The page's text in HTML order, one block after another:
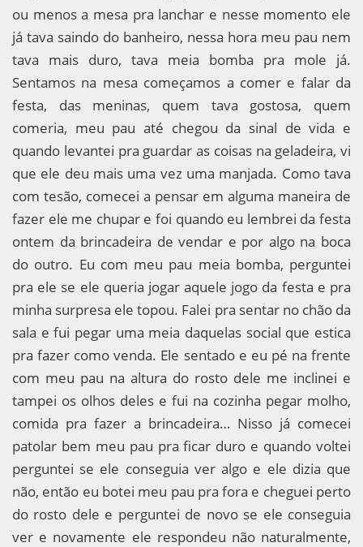
ou menos a mesa pra lanchar e nesse momento ele
já tava saindo do banheiro, nessa hora meu pau nem
tava mais duro, tava meia bomba pra mole já.
Sentamos na mesa começamos a comer e falar da
festa, das meninas, quem tava gostosa, quem
comeria, meu pau até chegou da sinal de vida e
quando levantei pra guardar as coisas na geladeira, vi
que ele deu mais uma vez uma manjada. Como tava
com tesão, comecei a pensar em alguma maneira de
fazer ele me chupar e foi quando eu lembrei da festa
ontem da brincadeira de vendar e por algo na boca
do outro. Eu com meu pau meia bomba, perguntei
pra ele se ele queria jogar aquele jogo da festa e pra
minha surpresa ele topou. Falei pra sentar no chão da
sala e fui pegar uma meia daquelas social que estica
pra fazer como venda. Ele sentado e eu pé na frente
com meu pau na altura do rosto dele me inclinei e
tampei os olhos deles e fui na cozinha pegar molho,
comida pra fazer a brincadeira… Nisso já comecei
patolar bem meu pau pra ficar duro e quando voltei
perguntei se ele conseguia ver algo e ele dizia que
não, então eu botei meu pau pra fora e cheguei perto
do rosto dele e perguntei de novo se ele conseguia
ver e novamente ele respondeu não naturalmente,